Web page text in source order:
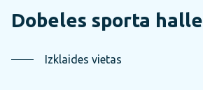
Dobeles sporta halle
Izklaides vietas